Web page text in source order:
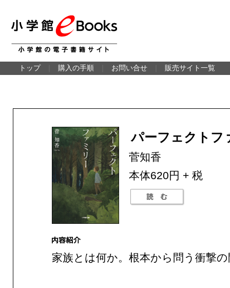
トップ 購入の手順 お問い合せ 販売サイト一覧
パーフェクトフ
菅知香
本体620円 + 税
家族とは何か。根本から問う衝撃